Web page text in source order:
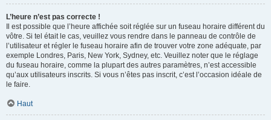
L’heure n’est pas correcte !
Il est possible que l’heure affichée soit réglée sur un fuseau horaire différent du
vôtre. Si tel était le cas, veuillez vous rendre dans le panneau de contrôle de
l’utilisateur et régler le fuseau horaire afin de trouver votre zone adéquate, par
exemple Londres, Paris, New York, Sydney, etc. Veuillez noter que le réglage
du fuseau horaire, comme la plupart des autres paramètres, n’est accessible
qu’aux utilisateurs inscrits. Si vous n’êtes pas inscrit, c’est l’occasion idéale de
le faire.
Haut